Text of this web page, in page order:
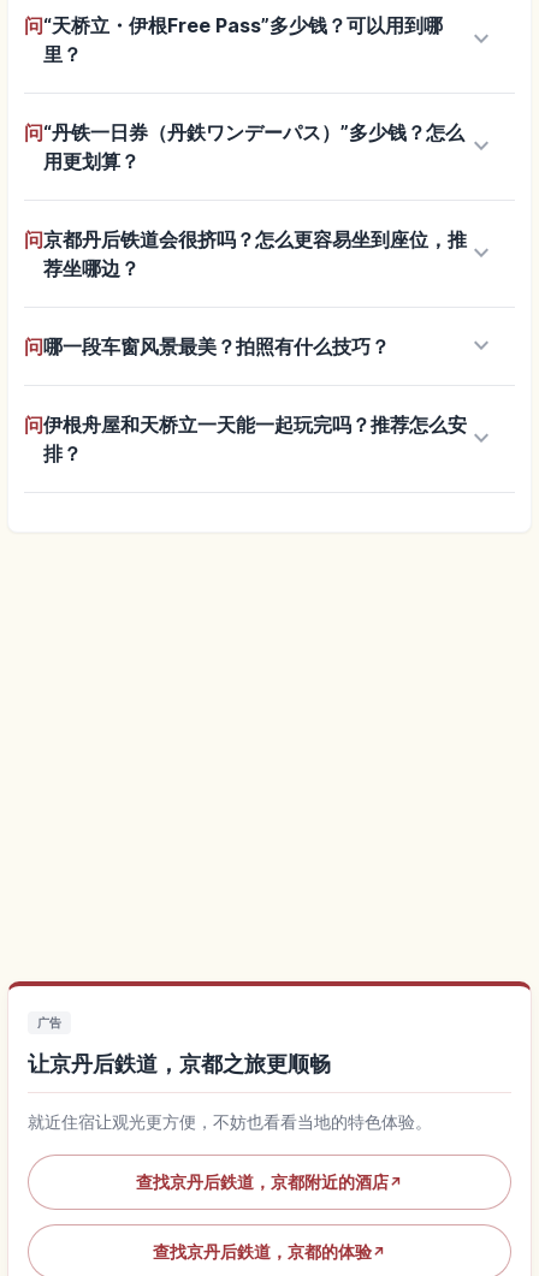
问“天桥立・伊根Free Pass”多少钱？可以用到哪
里？
keyboard_arrow_down
问“丹铁一日券（丹鉄ワンデーパス）”多少钱？怎么
用更划算？
keyboard_arrow_down
问京都丹后铁道会很挤吗？怎么更容易坐到座位，推
荐坐哪边？
keyboard_arrow_down
问哪一段车窗风景最美？拍照有什么技巧？ keyboard_arrow_down
问伊根舟屋和天桥立一天能一起玩完吗？推荐怎么安
排？
keyboard_arrow_down
广告
让京丹后鉄道，京都之旅更顺畅
就近住宿让观光更方便，不妨也看看当地的特色体验。
查找京丹后鉄道，京都附近的酒店↗
查找京丹后鉄道，京都的体验↗